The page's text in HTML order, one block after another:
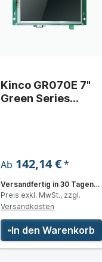
Kinco GR070E 7"
Green Series
Ab 142,14 €*
Versandfertig in 30 Tagen,
Lieferzeit 3 bis 5 Tage
Preis exkl. MwSt., zzgl.
Versandkosten
In den Warenkorb